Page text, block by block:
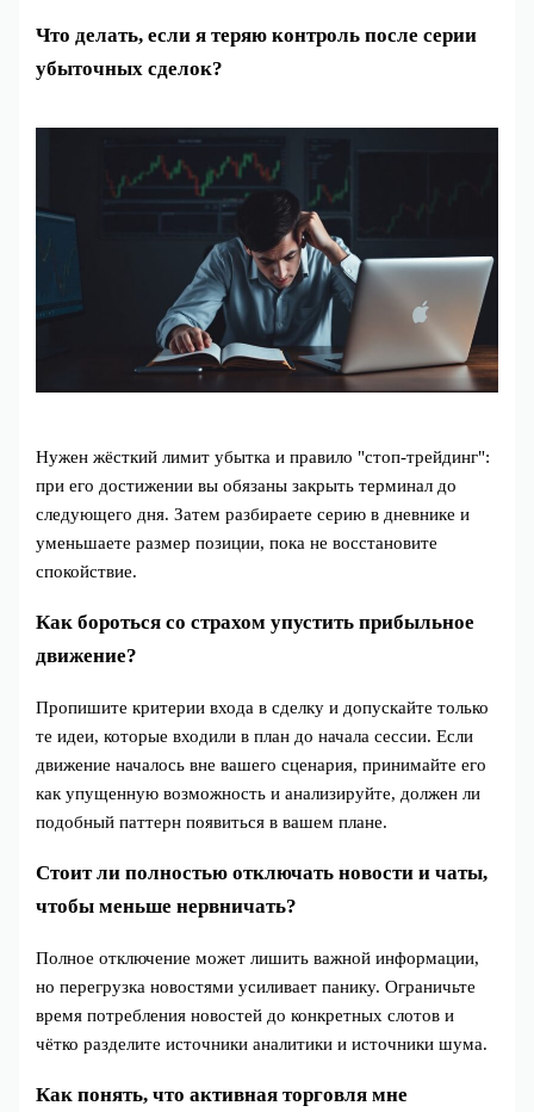
Что делать, если я теряю контроль после серии
убыточных сделок?
Нужен жёсткий лимит убытка и правило "стоп-трейдинг":
при его достижении вы обязаны закрыть терминал до
следующего дня. Затем разбираете серию в дневнике и
уменьшаете размер позиции, пока не восстановите
спокойствие.
Как бороться со страхом упустить прибыльное
движение?
Пропишите критерии входа в сделку и допускайте только
те идеи, которые входили в план до начала сессии. Если
движение началось вне вашего сценария, принимайте его
как упущенную возможность и анализируйте, должен ли
подобный паттерн появиться в вашем плане.
Стоит ли полностью отключать новости и чаты,
чтобы меньше нервничать?
Полное отключение может лишить важной информации,
но перегрузка новостями усиливает панику. Ограничьте
время потребления новостей до конкретных слотов и
чётко разделите источники аналитики и источники шума.
Как понять, что активная торговля мне